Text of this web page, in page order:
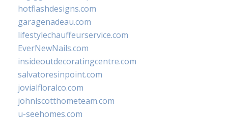
hotflashdesigns.com
garagenadeau.com
lifestylechauffeurservice.com
EverNewNails.com
insideoutdecoratingcentre.com
salvatoresinpoint.com
jovialfloralco.com
johnlscotthometeam.com
u-seehomes.com